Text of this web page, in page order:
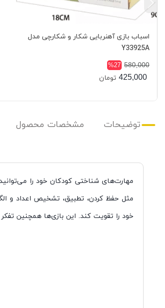
اسباب بازی آهنربایی شکار و شکارچی مدل
Y33925A
580,000
%27
425,000 تومان
توضیحات مشخصات محصول
مهارت‌های شناختی کودکان خود را
مثل حفظ کردن، تطبیق، تشخیص اعداد و
خود را تقویت کند. این بازی‌ها همچنین تفکر